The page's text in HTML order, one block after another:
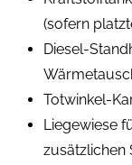
(sofern
Diesel-
Totwinkel-
Liegewiese
zusätzlichen